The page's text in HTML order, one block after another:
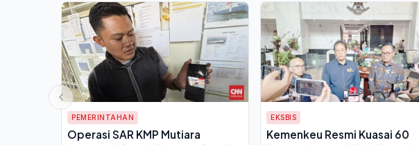
PEMERINTAHAN
Operasi SAR KMP Mutiara
EKSBIS
Kemenkeu Resmi Kuasai 60